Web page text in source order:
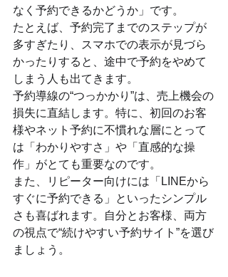
なく予約できるかどうか」です。
たとえば、予約完了までのステップが
多すぎたり、スマホでの表示が見づら
かったりすると、途中で予約をやめて
しまう人も出てきます。
予約導線の“つっかかり”は、売上機会の
損失に直結します。特に、初回のお客
様やネット予約に不慣れな層にとって
は「わかりやすさ」や「直感的な操
作」がとても重要なのです。
また、リピーター向けには「LINEから
すぐに予約できる」といったシンプル
さも喜ばれます。自分とお客様、両方
の視点で“続けやすい予約サイト”を選び
ましょう。